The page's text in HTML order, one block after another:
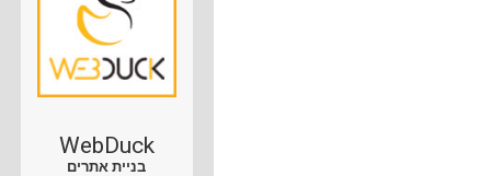
WebDuck
בניית אתרים